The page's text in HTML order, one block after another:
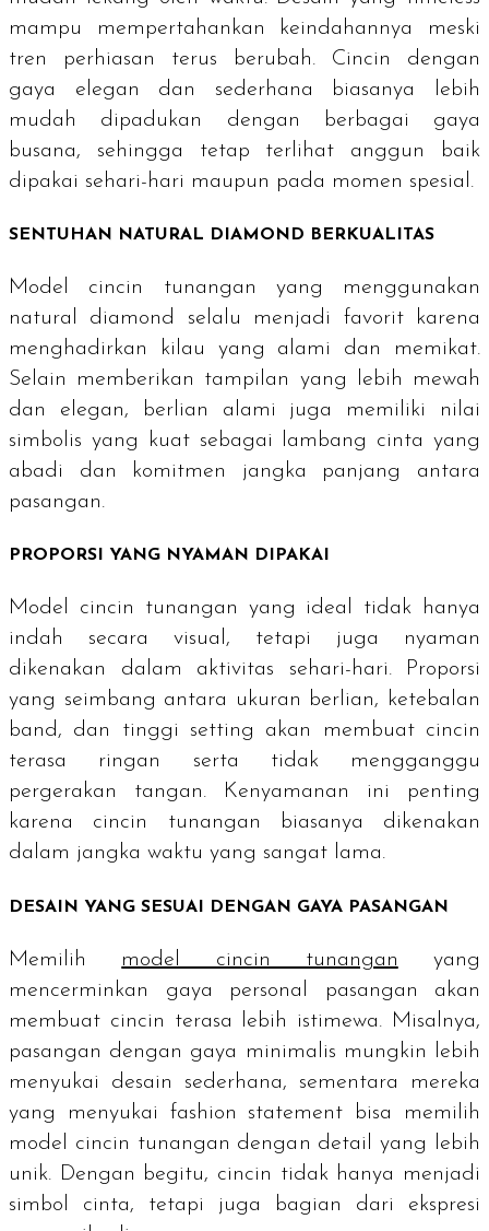
mampu mempertahankan keindahannya meski
tren perhiasan terus berubah. Cincin dengan
gaya elegan dan sederhana biasanya lebih
mudah dipadukan dengan berbagai gaya
busana, sehingga tetap terlihat anggun baik
dipakai sehari-hari maupun pada momen spesial.
SENTUHAN NATURAL DIAMOND BERKUALITAS
Model cincin tunangan yang menggunakan
natural diamond
selalu menjadi favorit karena
menghadirkan kilau yang alami dan memikat.
Selain memberikan tampilan yang lebih mewah
dan elegan, berlian alami juga memiliki nilai
simbolis yang kuat sebagai lambang cinta yang
abadi dan komitmen jangka panjang antara
pasangan.
PROPORSI YANG NYAMAN DIPAKAI
Model cincin tunangan yang ideal tidak hanya
indah secara visual, tetapi juga nyaman
dikenakan dalam aktivitas sehari-hari. Proporsi
yang seimbang antara ukuran berlian, ketebalan
band, dan tinggi setting akan membuat cincin
terasa ringan serta tidak mengganggu
pergerakan tangan. Kenyamanan ini penting
karena cincin tunangan biasanya dikenakan
dalam jangka waktu yang sangat lama.
DESAIN YANG SESUAI DENGAN GAYA PASANGAN
Memilih model cincin tunangan yang
mencerminkan gaya personal pasangan akan
membuat cincin terasa lebih istimewa. Misalnya,
pasangan dengan gaya minimalis mungkin lebih
menyukai desain sederhana, sementara mereka
yang menyukai fashion statement bisa memilih
model cincin tunangan dengan detail yang lebih
unik. Dengan begitu, cincin tidak hanya menjadi
simbol cinta, tetapi juga bagian dari ekspresi